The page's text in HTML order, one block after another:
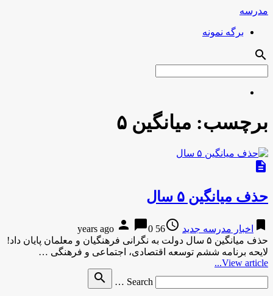
مدرسه
برگه نمونه
search
برچسب: میانگین ۵
description
حذف میانگین ۵ سال
bookmark اخبار مدرسه جدید access_time
56 years ago
person chat_bubble0
حذف میانگین ۵ سال دولت به نگرانی فرهنگیان و معلمان پایان داد!
لایحه برنامه ششم توسعه اقتصادی، اجتماعی و فرهنگی …
View article...
Search …
search